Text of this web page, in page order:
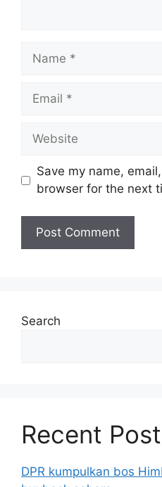
Name
Email
Website
Save my name,
browser for the next
Search
Recent
DPR kumpulkan bos